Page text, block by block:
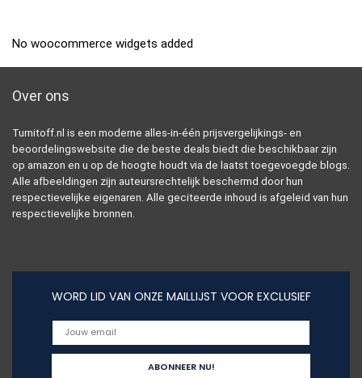
No woocommerce widgets added
Over ons
Turnitoff.nl is een moderne alles-in-één prijsvergelijkings- en
beoordelingswebsite die de beste deals biedt die beschikbaar zijn
op amazon en u op de hoogte houdt via de laatst toegevoegde blogs.
Alle afbeeldingen zijn auteursrechtelijk beschermd door hun
respectievelijke eigenaren. Alle geciteerde inhoud is afgeleid van hun
respectievelijke bronnen.
WORD LID VAN ONZE MAILLIJST VOOR EXCLUSIEF